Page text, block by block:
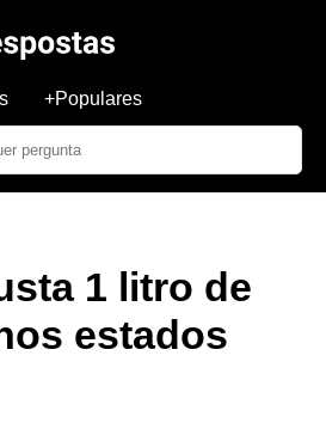
+Populares
1 litro de
estados